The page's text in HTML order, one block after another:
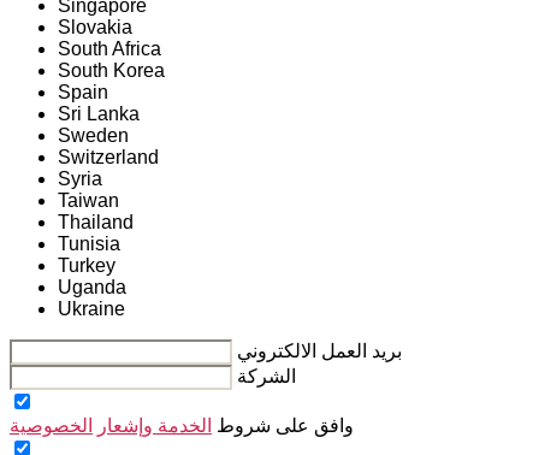
Singapore
Slovakia
South Africa
South Korea
Spain
Sri Lanka
Sweden
Switzerland
Syria
Taiwan
Thailand
Tunisia
Turkey
Uganda
Ukraine
بريد العمل الالكتروني
الشركة
وافق على شروط الخدمة وإشعار الخصوصية